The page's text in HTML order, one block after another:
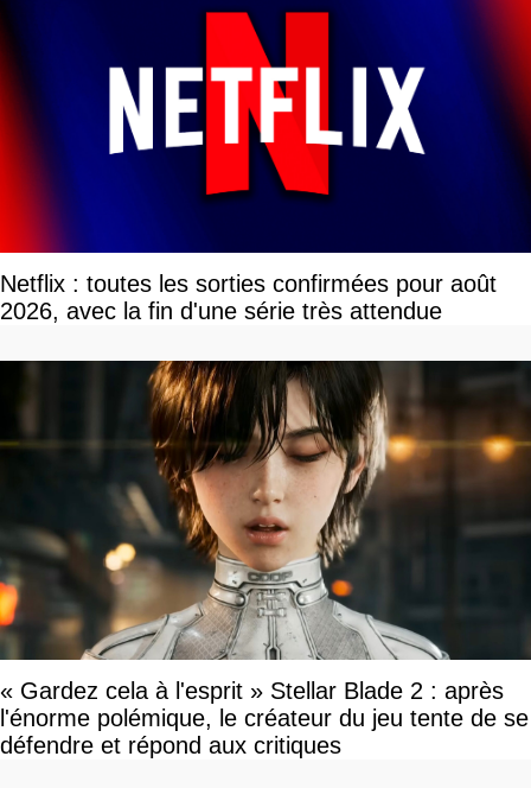
Netflix : toutes les sorties confirmées pour août
2026, avec la fin d'une série très attendue
« Gardez cela à l'esprit » Stellar Blade 2 : après
l'énorme polémique, le créateur du jeu tente de se
défendre et répond aux critiques